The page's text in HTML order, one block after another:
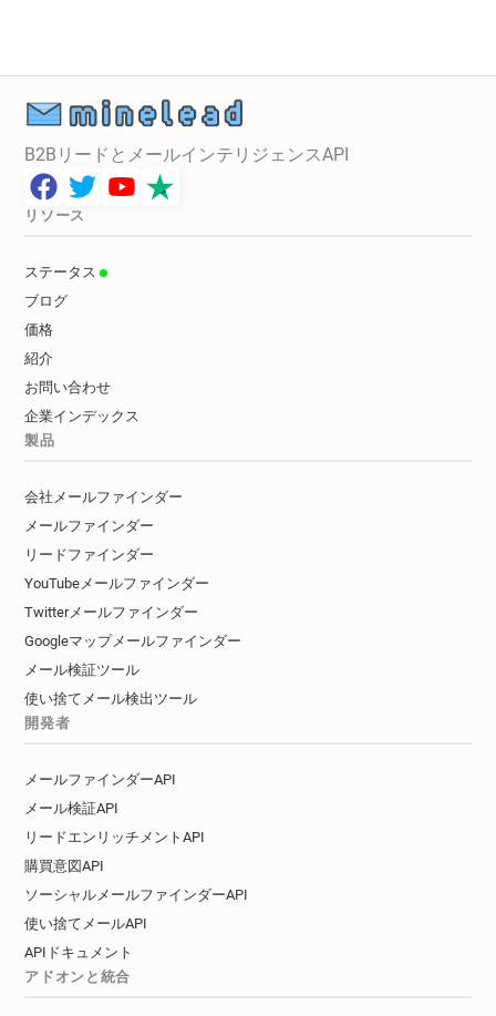
B2BリードとメールインテリジェンスAPI
リソース
ステータス
ブログ
価格
紹介
お問い合わせ
企業インデックス
製品
会社メールファインダー
メールファインダー
リードファインダー
YouTubeメールファインダー
Twitterメールファインダー
Googleマップメールファインダー
メール検証ツール
使い捨てメール検出ツール
開発者
メールファインダーAPI
メール検証API
リードエンリッチメントAPI
購買意図API
ソーシャルメールファインダーAPI
使い捨てメールAPI
APIドキュメント
アドオンと統合